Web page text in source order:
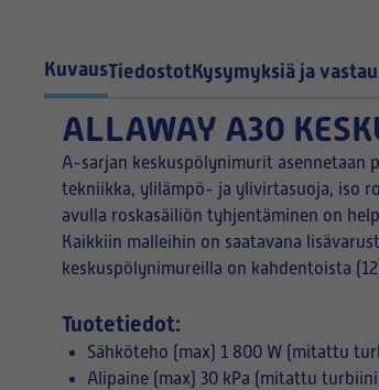
KuvausTiedostotKysymyksiä ja
ALLAWAY A30
A-sarjan keskuspölynimurit asennetaan
tekniikka, ylilämpö- ja ylivirtasuoja, iso
avulla roskasäiliön tyhjentäminen on
Kaikkiin malleihin on saatavana
keskuspölynimureilla on kahdentoista
Tuotetiedot:
Sähköteho (max) 1 800 W (mitattu
Alipaine (max) 30 kPa (mitattu